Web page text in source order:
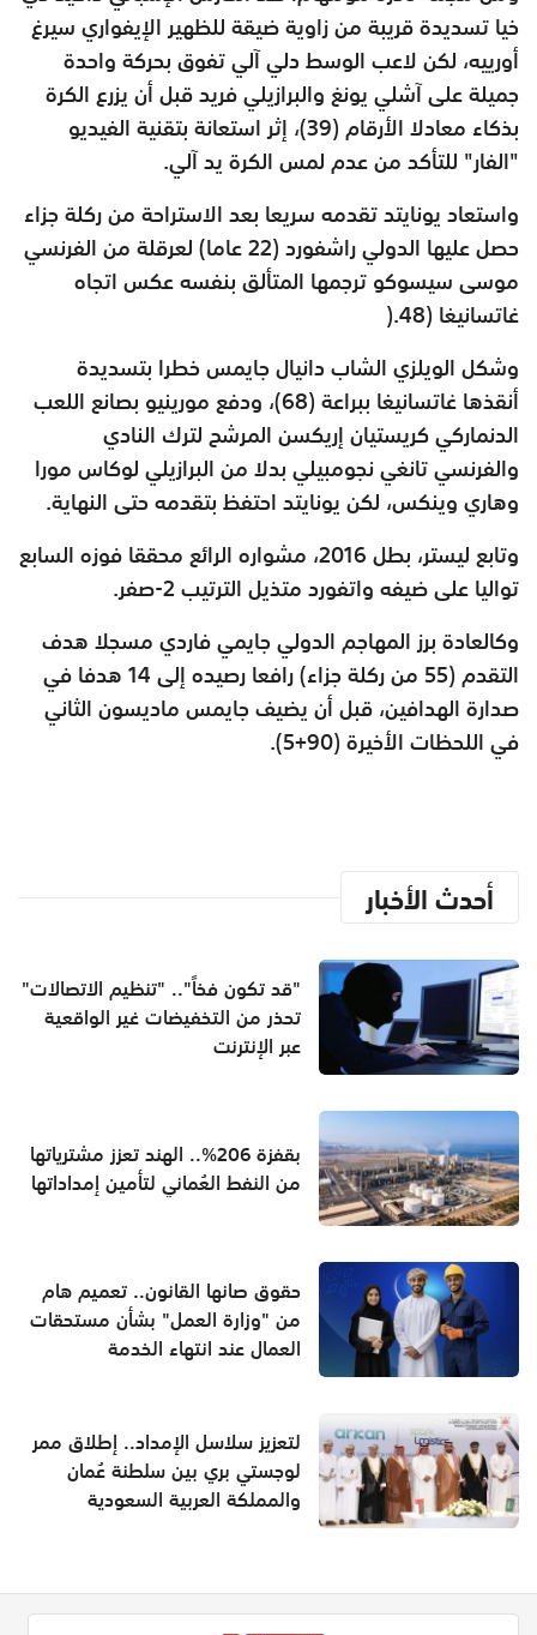
خيا تسديدة قريبة من زاوية ضيقة للظهير الإيفواري سيرغ
أورييه، لكن لاعب الوسط دلي آلي تفوق بحركة واحدة
جميلة على آشلي يونغ والبرازيلي فريد قبل أن يزرع الكرة
بذكاء معادلا الأرقام (39)، إثر استعانة بتقنية الفيديو
"الفار" للتأكد من عدم لمس الكرة يد آلي.
واستعاد يونايتد تقدمه سريعا بعد الاستراحة من ركلة جزاء
حصل عليها الدولي راشفورد (22 عاما) لعرقلة من الفرنسي
موسى سيسوكو ترجمها المتألق بنفسه عكس اتجاه
غاتسانيغا (48
).
وشكل الويلزي الشاب دانيال جايمس خطرا بتسديدة
أنقذها غاتسانيغا ببراعة (68)، ودفع مورينيو بصانع اللعب
الدنماركي كريستيان إريكسن المرشح لترك النادي
والفرنسي تانغي نجومبيلي بدلا من البرازيلي لوكاس مورا
وهاري وينكس، لكن يونايتد احتفظ بتقدمه حتى النهاية.
وتابع ليستر، بطل 2016، مشواره الرائع محققا فوزه السابع
تواليا على ضيفه واتفورد متذيل الترتيب 2-صفر
.
وكالعادة برز المهاجم الدولي جايمي فاردي مسجلا هدف
التقدم (55 من ركلة جزاء) رافعا رصيده إلى 14 هدفا في
صدارة الهدافين، قبل أن يضيف جايمس ماديسون الثاني
في اللحظات الأخيرة (90+5).
أحدث الأخبار
"قد تكون فخاً".. "تنظيم الاتصالات"
تحذر من التخفيضات غير الواقعية
عبر الإنترنت
بقفزة 206%.. الهند تعزز مشترياتها
من النفط العُماني لتأمين إمداداتها
حقوق صانها القانون.. تعميم هام
من "وزارة العمل" بشأن مستحقات
العمال عند انتهاء الخدمة
لتعزيز سلاسل الإمداد.. إطلاق ممر
لوجستي بري بين سلطنة عُمان
والمملكة العربية السعودية